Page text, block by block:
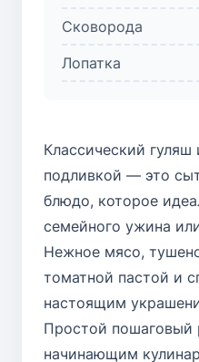
Сковорода
Лопатка
Классический гуляш
подливкой — это
блюдо, которое
семейного ужина
Нежное мясо,
томатной пастой и
настоящим
Простой пошаговый
начинающим